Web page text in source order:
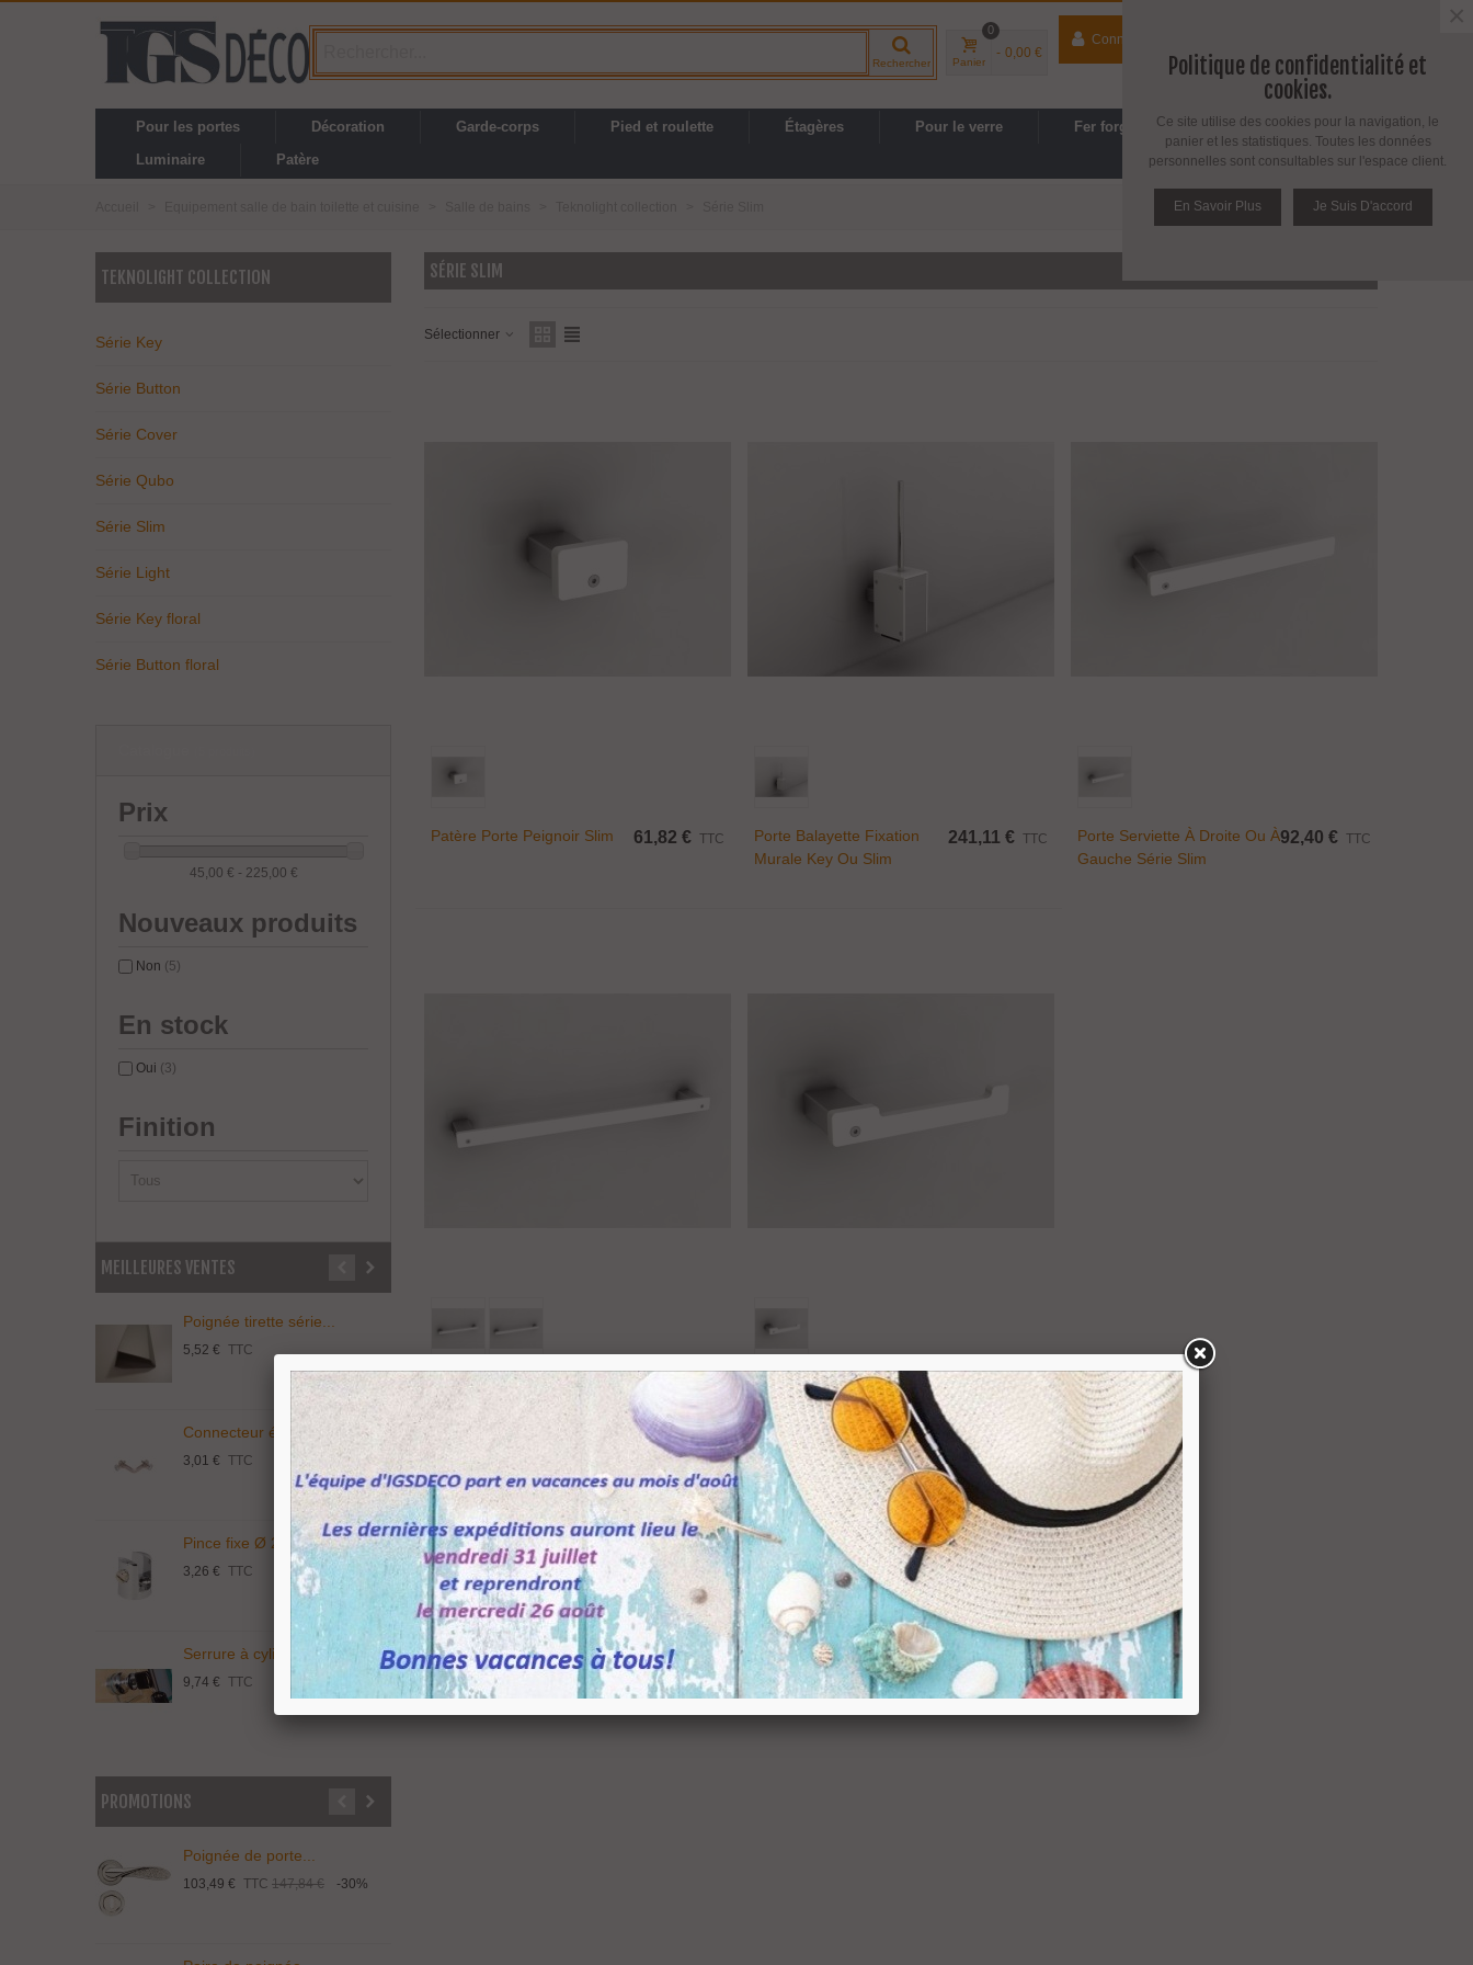
Rechercher Panier
0
- 0,00 €
Connecter
Espace PRO / Avantages PRO
Pour les portes Décoration Garde-corps Pied et roulette Étagères Pour le verre Fer forgé
Cuisine, SDB
Luminaire
Patère
TEKNOLIGHT COLLECTION
Série Key
Série Button
Série Cover
Série Qubo
Série Slim
Série Light
Série Key floral
Série Button floral
Prix
45,00 € - 225,00 €
Nouveaux produits
Non (5)
En stock
Oui (3)
Finition
MEILLEURES VENTES
Poignée tirette série...
5,52 € TTC
Connecteur économique...
3,01 € TTC
Pince fixe Ø 20 mm...
3,26 € TTC
Serrure à cylindre...
9,74 € TTC
Pince fixe Ø 17 mm...
5,00 €
Support pour étagère...
10,08 € TTC
Connecteur économique...
3,49 €
PROMOTIONS
Poignée de porte...
103,49 € TTC 147,84 € -30%
SÉRIE SLIM
Sélectionner
Patère Porte Peignoir Slim 61,82 € TTC
Porte Balayette Fixation
Murale Key Ou Slim
241,11 € TTC
Porte Serviette À Droite Ou À
Gauche Série Slim
92,40 € TTC
Porte Serviette Lg.450 Ou
500 Mm Série Slim
131,26 € TTC
Porte Rouleau Papier Wc À
Droite Ou À Gauche Série
Slim
73,70 € TTC
Voir 1-5 sur 5 produit(s)
Politique de confidentialité et
cookies.
Ce site utilise des cookies pour la navigation, le
panier et les statistiques. Toutes les données
personnelles sont consultables sur l'espace client.
En Savoir Plus Je Suis D'accord